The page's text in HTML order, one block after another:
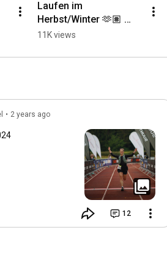
Laufen im
Herbst/Winter 🫶🏽
#laufen
#runningtips
11K views
• 2 years ago
12